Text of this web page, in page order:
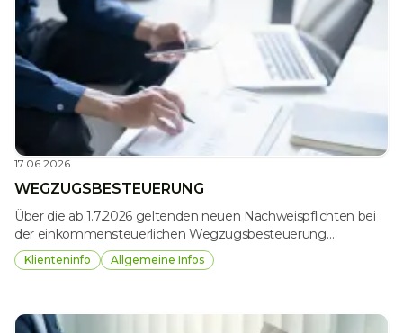
17.06.2026
WEGZUGSBESTEUERUNG
Über die ab 1.7.2026 geltenden neuen Nachweispflichten bei
der einkommensteuerlichen Wegzugsbesteuerung
informieren wir Sie ausführlich, damit nicht ein
unbeabsichtigtes Übersehen dieser Pflichten zu einer Fiktion
auslöst, führt.
Klienteninfo Allgemeine Infos